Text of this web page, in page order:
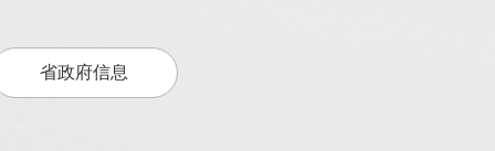
省政府信息